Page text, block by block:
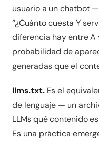
usuario a un chatbot —
“¿Cuánto cuesta Y
diferencia hay entre A
probabilidad de
generadas que el
llms.txt. Es el
de lenguaje — un
LLMs qué contenido
Es una práctica